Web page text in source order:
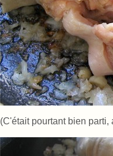
(C'était pourtant bien parti,